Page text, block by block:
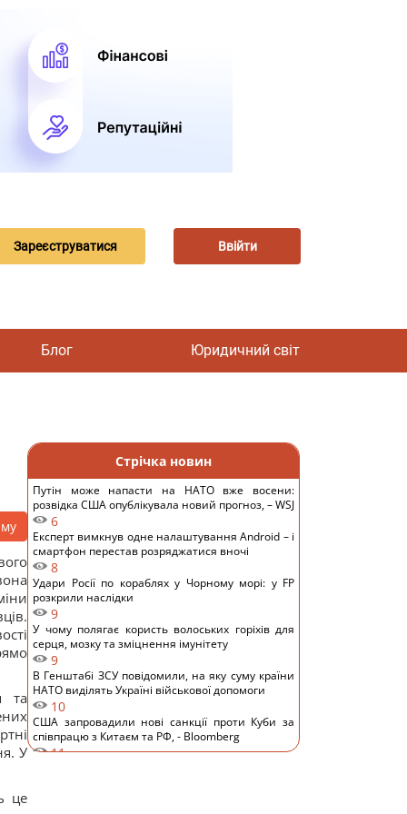
Зареєструватися Ввійти
Блог Юридичний світ
та
У
це
Стрічка новин
Путін може напасти на НАТО вже восени:
розвідка США опублікувала новий прогноз, – WSJ
6
Експерт вимкнув одне налаштування Android – і
смартфон перестав розряджатися вночі
8
Удари Росії по кораблях у Чорному морі: у FP
розкрили наслідки
9
У чому полягає користь волоських горіхів для
серця, мозку та зміцнення імунітету
9
В Генштабі ЗСУ повідомили, на яку суму країни
НАТО виділять Україні військової допомоги
10
США запровадили нові санкції проти Куби за
співпрацю з Китаєм та РФ, - Bloomberg
11